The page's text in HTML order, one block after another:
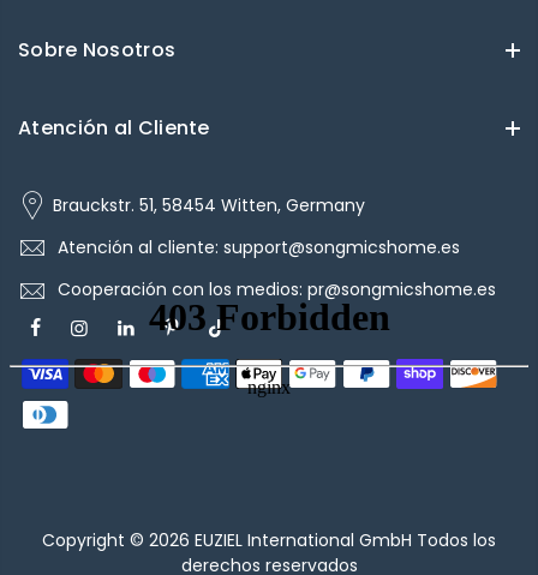
Sobre Nosotros
Atención al Cliente
Brauckstr. 51, 58454 Witten, Germany
Atención al cliente: support@songmicshome.es
Cooperación con los medios: pr@songmicshome.es
Copyright © 2026 EUZIEL International GmbH Todos los
derechos reservados